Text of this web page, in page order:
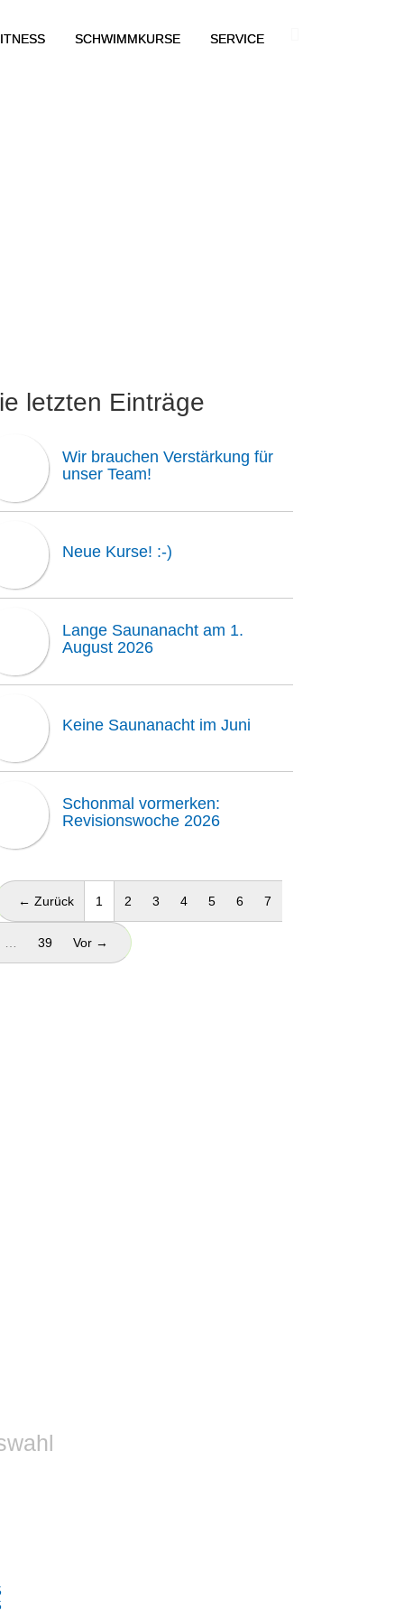
SCHWIMMKURSE SERVICE
letzten Einträge
Wir brauchen Verstärkung für
unser Team!
Neue Kurse! :-)
Lange Saunanacht am 1.
August 2026
Keine Saunanacht im Juni
Schonmal vormerken:
Revisionswoche 2026
← Zurück 1 (aktuell)
2 3 4 5 6 7
39 Vor →